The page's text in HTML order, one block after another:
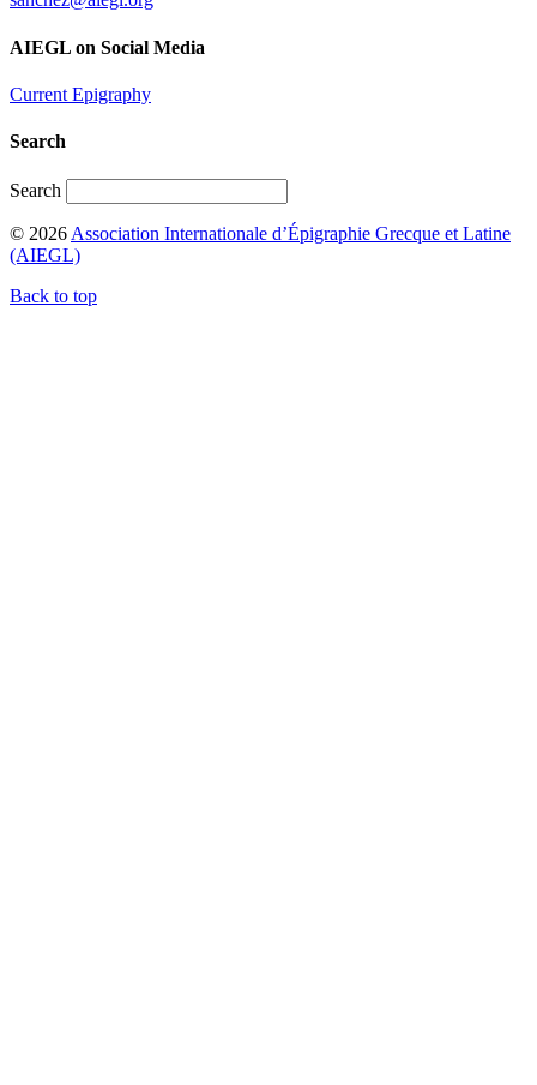
AIEGL on Social Media
Current Epigraphy
Search
Search
© 2026 Association Internationale d’Épigraphie Grecque et Latine
(AIEGL)
Back to top